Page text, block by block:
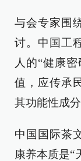
与会专家围
讨。中国工
人的“健康
值，应传承
其功能性成
中国国际茶
康养本质是“